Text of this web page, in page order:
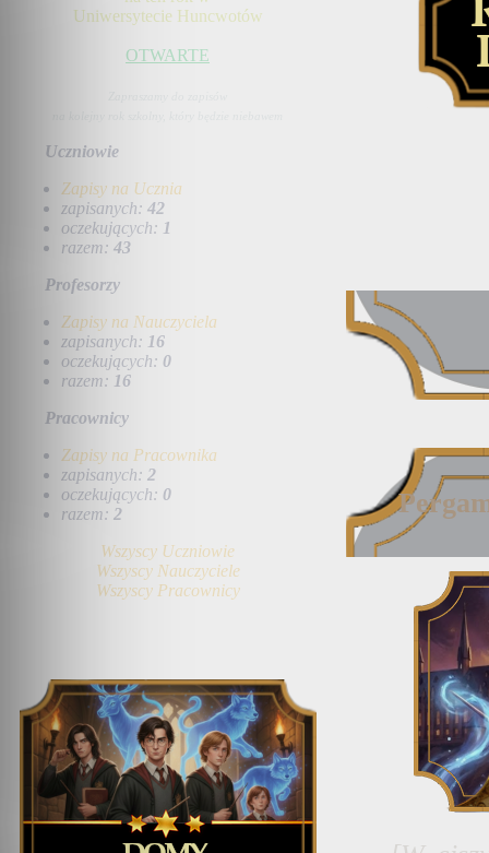
Uniwersytecie Huncwotów
OTWARTE
Uczniowie
Zapisy na Ucznia
zapisanych: 42
oczekujących: 1
razem: 43
Profesorzy
Zapisy na Nauczyciela
zapisanych: 16
oczekujących: 0
razem: 16
Pracownicy
Zapisy na Pracownika
zapisanych: 2
oczekujących: 0
razem: 2
Wszyscy Uczniowie
Wszyscy Nauczyciele
Wszyscy Pracownicy